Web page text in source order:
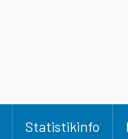
Statistikinfo